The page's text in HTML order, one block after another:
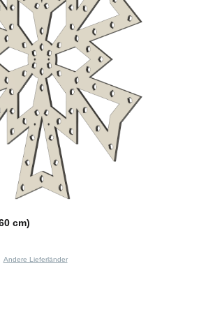
cm)
Andere Lieferländer